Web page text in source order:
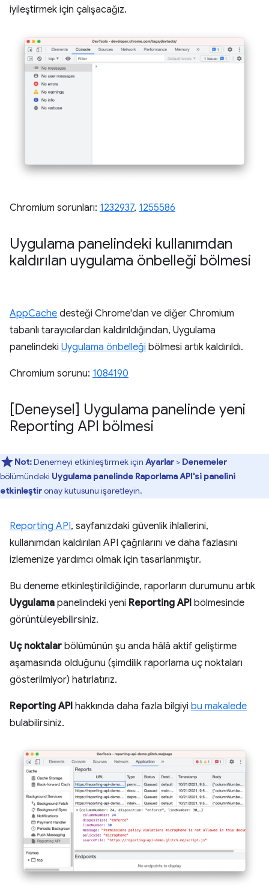
iyileştirmek için çalışacağız.
Chromium sorunları: 1232937, 1255586
Uygulama panelindeki kullanımdan
kaldırılan uygulama önbelleği bölmesi
AppCache desteği Chrome'dan ve diğer Chromium
tabanlı tarayıcılardan kaldırıldığından, Uygulama
panelindeki Uygulama önbelleği bölmesi artık kaldırıldı.
Chromium sorunu: 1084190
[Deneysel] Uygulama panelinde yeni
Reporting API bölmesi
Not:Denemeyi etkinleştirmek için Ayarlar > Denemeler
bölümündeki Uygulama panelinde Raporlama API'si panelini
etkinleştironay kutusunu işaretleyin.
Reporting API, sayfanızdaki güvenlik ihlallerini,
kullanımdan kaldırılan API çağrılarını ve daha fazlasını
izlemenize yardımcı olmak için tasarlanmıştır.
Bu deneme etkinleştirildiğinde, raporların durumunu artık
Uygulama panelindeki yeni Reporting API bölmesinde
görüntüleyebilirsiniz.
Uç noktalar bölümünün şu anda hâlâ aktif geliştirme
aşamasında olduğunu (şimdilik raporlama uç noktaları
gösterilmiyor) hatırlatırız.
Reporting API hakkında daha fazla bilgiyi bu makalede
bulabilirsiniz.